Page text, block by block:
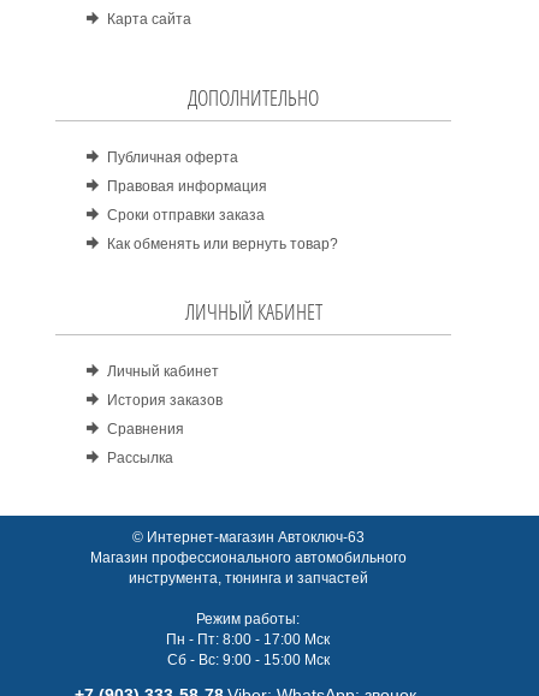
Карта сайта
ДОПОЛНИТЕЛЬНО
Публичная оферта
Правовая информация
Сроки отправки заказа
Как обменять или вернуть товар?
ЛИЧНЫЙ КАБИНЕТ
Личный кабинет
История заказов
Сравнения
Рассылка
© Интернет-магазин Автоключ-63
Магазин профессионального автомобильного
инструмента, тюнинга и запчастей
Режим работы:
Пн - Пт: 8:00 - 17:00 Мск
Сб - Вс: 9:00 - 15:00 Мск